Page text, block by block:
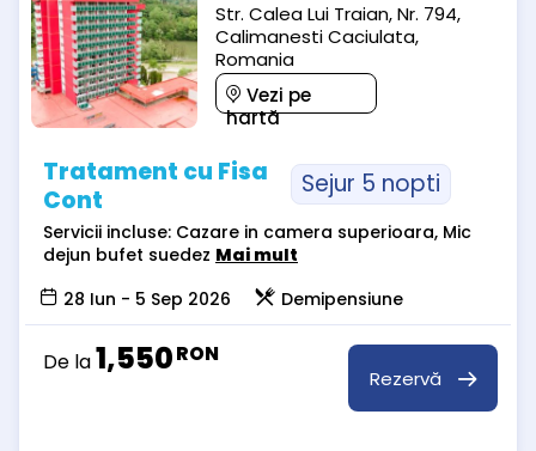
Str. Calea Lui Traian, Nr. 794,
Calimanesti Caciulata,
Romania
Vezi pe
hartă
Tratament cu Fisa
Cont
Sejur 5 nopti
Servicii incluse: Cazare in camera superioara, Mic
dejun bufet suedez Mai mult
28 Iun - 5 Sep 2026
Demipensiune
De la1,550RON
Rezervă